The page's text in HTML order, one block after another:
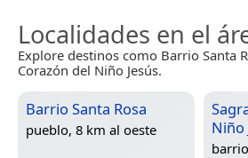
Localidades en el
Explore destinos como Barrio Santa
Corazón del Niño Jesús.
Barrio Santa Rosa
pueblo, 8 km al oeste
Niño